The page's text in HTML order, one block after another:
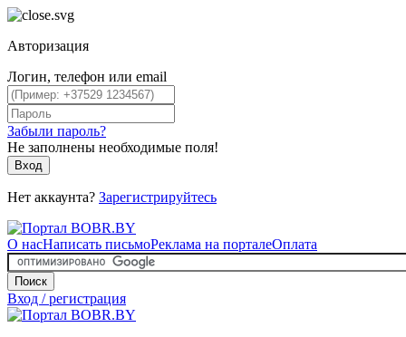
Авторизация
Логин, телефон или email
Забыли пароль?
Не заполнены необходимые поля!
Вход
Нет аккаунта? Зарегистрируйтесь
О насНаписать письмоРеклама на порталеОплата
Поиск
Вход / регистрация